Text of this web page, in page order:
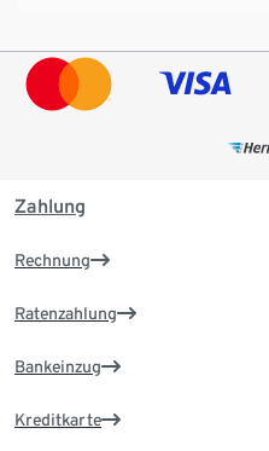
Zahlung
Rechnung
Ratenzahlung
Bankeinzug
Kreditkarte